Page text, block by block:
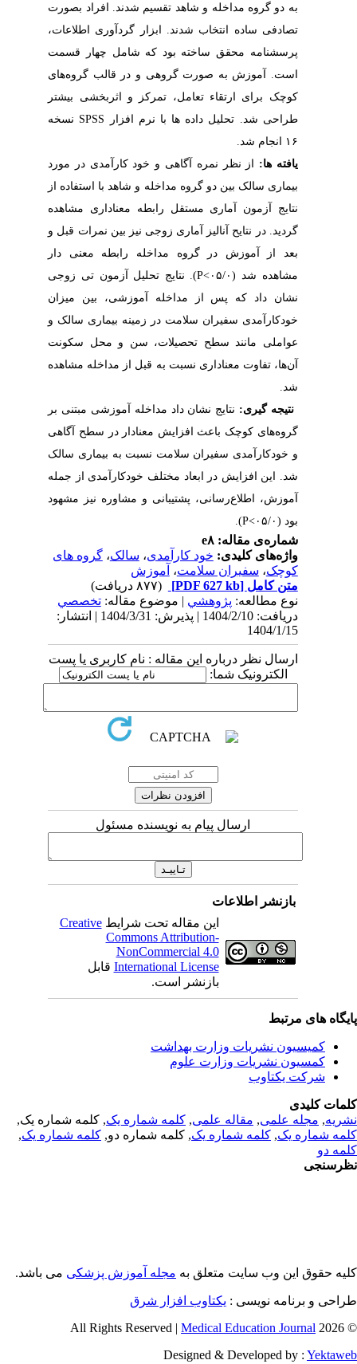
به دو گروه مداخله و شاهد تقسیم شدند. افراد بصورت
تصادفی ساده انتخاب شدند. ابزار گردآوری اطلاعات،
پرسشنامه محقق ساخته بود که شامل چهار قسمت
است. آموزش به صورت گروهی و در قالب گروه‌های
کوچک برای ارتقاء تعامل، تمرکز و اثربخشی بیشتر
طراحی شد. تحلیل داده ها با نرم افزارSPSS نسخه
۱۶ انجام شد.
یافته ها: از نظر نمره آگاهی و خود کارآمدی در مورد
بیماری سالک بین دو گروه مداخله و شاهد با استفاده از
نتایج آزمون آماری مستقل رابطه معناداری مشاهده
گردید. در نتایح آنالیز آماری زوجی نیز بین نمرات قبل و
بعد از آموزش در گروه مداخله رابطه معنی دار
مشاهده شد (۰۵/
P). نتایج تحلیل آزمون تی زوجی
نشان داد که پس از مداخله آموزشی، بین میزان
خودکارآمدی سفیران سلامت در زمینه بیماری سالک و
عواملی مانند سطح تحصیلات، سن و محل سکونت
آن‌ها، تفاوت معناداری نسبت به قبل از مداخله مشاهده
شد.
نتیجه گیری:نتایج نشان داد مداخله آموزشی مبتنی بر
گروه‌های کوچک باعث افزایش معنادار در سطح آگاهی
و خودکارآمدی سفیران سلامت نسبت به بیماری سالک
شد. این افزایش در ابعاد مختلف خودکارآمدی از جمله
آموزش، اطلاع‌رسانی، پشتیبانی و مشاوره نیز مشهود
بود (۰۵/۰
>
P
)
.
شماره‌ی مقاله: e۸
واژه‌های کلیدی:خود کارآمدی،سالک،گروه های
کوچک،سفیران سلامت،آموزش
متن کامل[PDF 627 kb]
نوع مطالعه:پژوهشي| موضوع مقاله:تخصصي
دریافت: 1404/2/10 | پذیرش: 1404/3/31 | انتشار:
1404/1/15
ارسال نظر درباره این مقاله : نام کاربری یا پست
الکترونیک شما:
ارسال پیام به نویسنده مسئول
بازنشر اطلاعات
این مقاله تحت شرایطCreative
Commons Attribution-
NonCommercial 4.0
International Licenseقابل
بازنشر است.
های مرتبط
کمیسیون نشریات وزارت بهداشت
کمسیون نشریات وزارت علوم
شرکت یکتاوب
کلیدی
,مجله علمی, مقاله علمی, کلمه شماره یک, کلمه شماره یک,
شماره یک,کلمه شماره یک, کلمه شماره دو,کلمه شماره یک,
دو
حقوق این وب سایت متعلق بهمجله آموزش پزشکیمی باشد.
و برنامه نویسی : یکتاوب افزار شرق
©
Medical Education Journal
Designed & Developed by :